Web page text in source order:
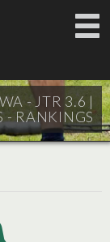
- JTR 3.6 |
- RANKINGS